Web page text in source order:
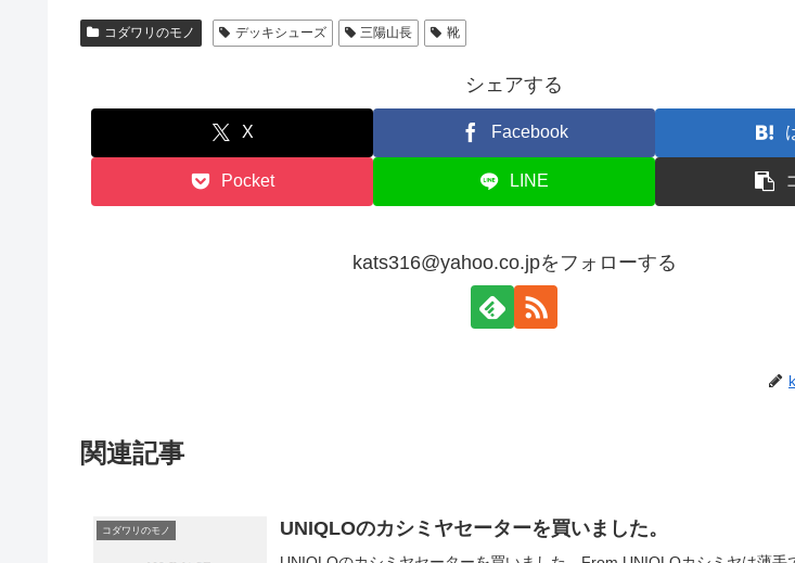
コダワリのモノ デッキシューズ 三陽山長 靴
シェアする
X Facebook
Pocket LINE
kats316@yahoo.co.jpをフォローする
関連記事
コダワリのモノ UNIQLOのカシミヤセーターを買いました。